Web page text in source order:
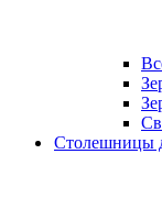
Столешницы